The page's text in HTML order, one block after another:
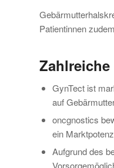
Patientinnen
GynTect ist
auf
oncgnostics
ein
Aufgrund des